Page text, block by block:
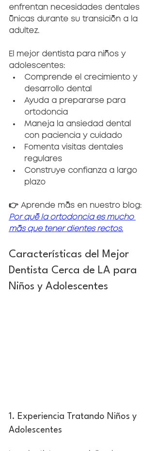
enfrentan necesidades dentales
únicas durante su transición a la
adultez.
El mejor dentista para niños y
adolescentes:
Comprende el crecimiento y
desarrollo dental
Ayuda a prepararse para
ortodoncia
Maneja la ansiedad dental
con paciencia y cuidado
Fomenta visitas dentales
regulares
Construye confianza a largo
plazo
👉 Aprende más en nuestro blog:
Por qué la ortodoncia es mucho
más que tener dientes rectos.
Características del Mejor
Dentista Cerca de LA para
Niños y Adolescentes
1. Experiencia Tratando Niños y
Adolescentes